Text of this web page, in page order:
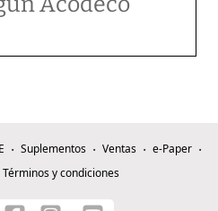
Suplementos Ventas
e-Paper
Términos y condiciones